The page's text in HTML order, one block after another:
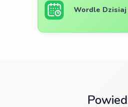
Wordle Dzisiaj